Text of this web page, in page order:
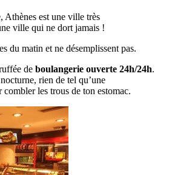
Athènes est une ville très
ville qui ne dort jamais !
du matin et ne désemplissent pas.
de boulangerie ouverte 24h/24h.
rien de tel qu’une
combler les trous de ton estomac.